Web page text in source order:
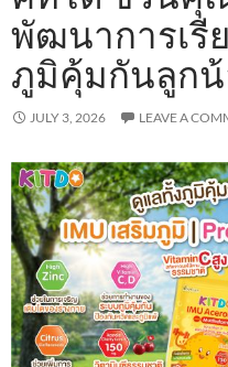
พัฒนาการเรี
ภูมิคุ้มกันลูก
JULY 3, 2026 LEAVE A